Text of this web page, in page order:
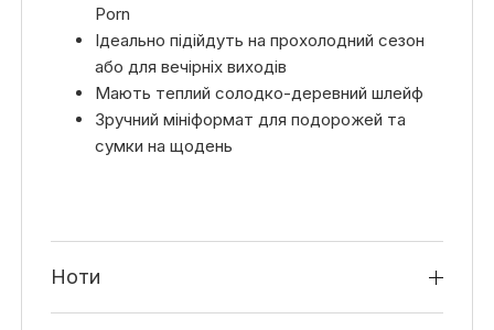
Porn
Ідеально підійдуть на прохолодний сезон
або для вечірніх виходів
Мають теплий солодко-деревний шлейф
Зручний мініформат для подорожей та
сумки на щодень
Ноти